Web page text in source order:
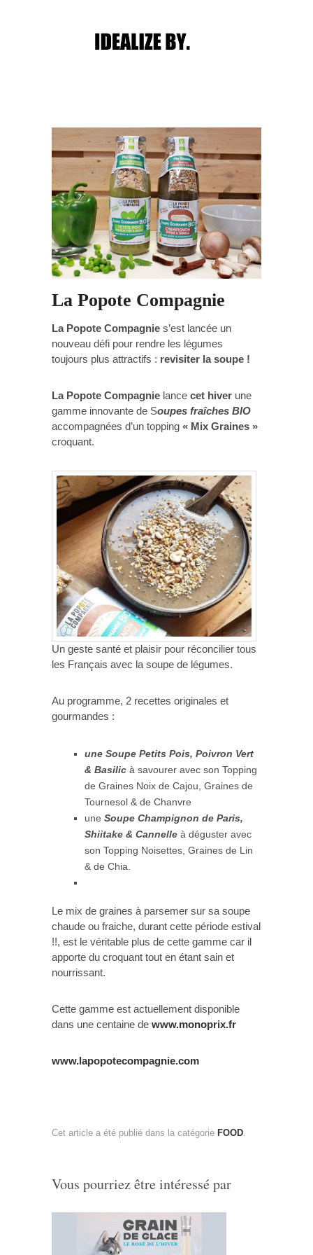
Post navigation
La Popote Compagnie
La Popote Compagnie s’est lancée un
nouveau défi pour rendre les légumes
toujours plus attractifs : revisiter la soupe !
La Popote Compagnie lance cet hiver une
gamme innovante de Soupes fraîches BIO
accompagnées d’un topping « Mix Graines »
croquant.
Un geste santé et plaisir pour réconcilier tous
les Français avec la soupe de légumes.
Au programme, 2 recettes originales et
gourmandes :
une Soupe Petits Pois, Poivron Vert
& Basilicà savourer avec son Topping
de Graines Noix de Cajou, Graines de
Tournesol & de Chanvre
une Soupe Champignon de Paris,
Shiitake & Cannelleà déguster avec
son Topping Noisettes, Graines de Lin
& de Chia.
Le mix de graines à parsemer sur sa soupe
chaude ou fraiche, durant cette période estival
!!, est le véritable plus de cette gamme car il
apporte du croquant tout en étant sain et
nourrissant.
Cette gamme est actuellement disponible
dans une centaine de www.monoprix.fr
www.lapopotecompagnie.com
Cet article a été publié dans la catégorie FOOD.
Vous pourriez être intéressé par